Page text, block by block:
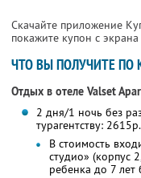
Скачайте приложение
покажите купон с
ЧТО ВЫ ПОЛУЧИТЕ ПО
Отдых в отеле Valset
2 дня/1 ночь без
турагентству:
В стоимость
студио» (корпус
ребенка до 7 лет